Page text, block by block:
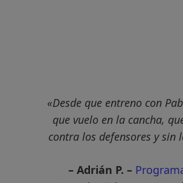
«Desde que entreno con
que vuelo en la cancha,
contra los defensores y sin
– Adrián P. –